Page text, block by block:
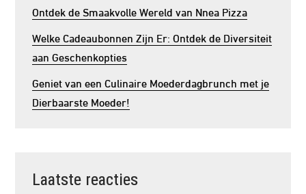
Ontdek de Smaakvolle Wereld van Nnea Pizza
Welke Cadeaubonnen Zijn Er: Ontdek de Diversiteit
aan Geschenkopties
Geniet van een Culinaire Moederdagbrunch met je
Dierbaarste Moeder!
Laatste reacties